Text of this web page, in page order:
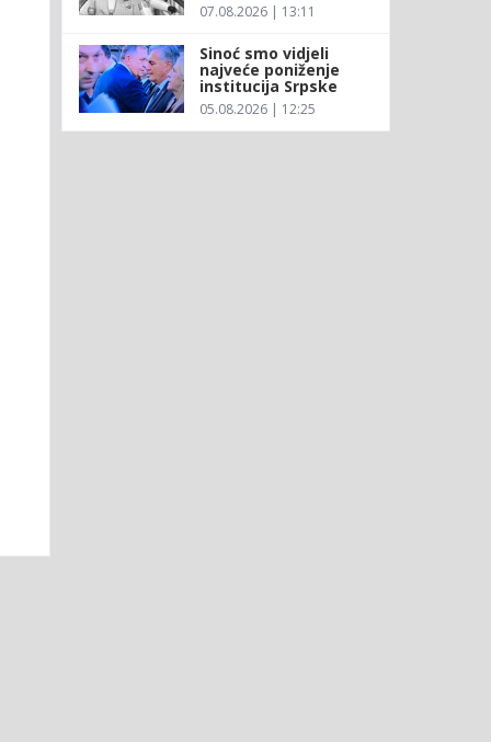
07.08.2026 | 13:11
Sinoć smo vidjeli
najveće poniženje
institucija Srpske
05.08.2026 | 12:25